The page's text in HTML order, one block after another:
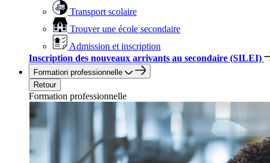
Transport scolaire
Trouver une école secondaire
Admission et inscription
Inscription des nouveaux arrivants au secondaire (SILEI)
Formation professionnelle
Retour
Formation professionnelle